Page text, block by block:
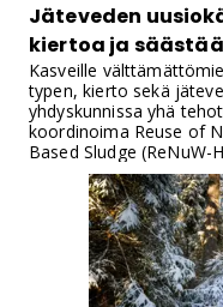
Jäteveden
kiertoa ja
Kasveille
typen, kierto sekä
yhdyskunnissa yhä
koordinoima Reuse of
Based Sludge
tätä haastetta